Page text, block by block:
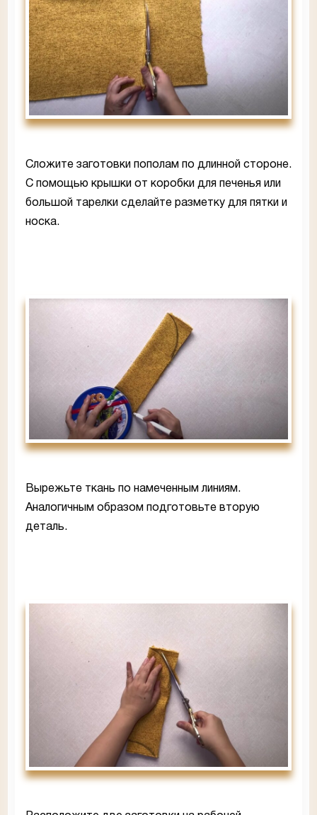
Сложите заготовки пополам по длинной стороне.
С помощью крышки от коробки для печенья или
большой тарелки сделайте разметку для пятки и
носка.
Вырежьте ткань по намеченным линиям.
Аналогичным образом подготовьте вторую
деталь.